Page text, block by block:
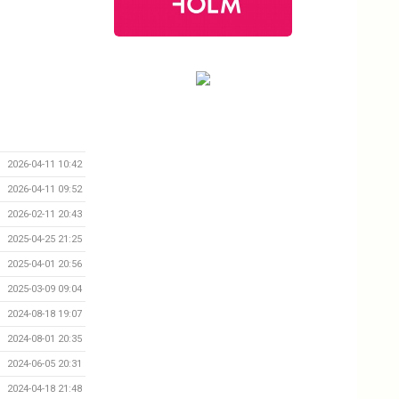
2026-04-11 10:42
2026-04-11 09:52
2026-02-11 20:43
2025-04-25 21:25
2025-04-01 20:56
2025-03-09 09:04
2024-08-18 19:07
2024-08-01 20:35
2024-06-05 20:31
2024-04-18 21:48